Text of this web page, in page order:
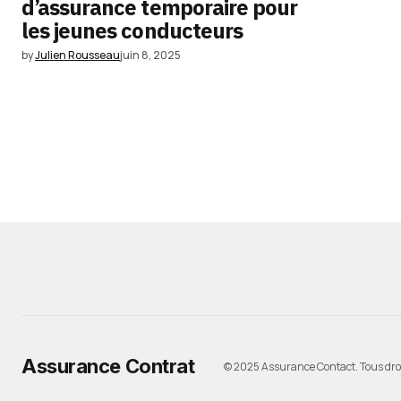
d’assurance temporaire pour
les jeunes conducteurs
byJulien Rousseaujuin 8, 2025
Assurance Contrat © 2025 Assurance Contact. Tous